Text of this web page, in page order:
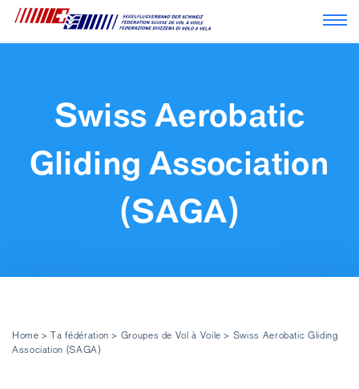
Swiss Aerobatic
Gliding Association
(SAGA)
Home >Ta fédération > Groupes de Vol à Voile > Swiss Aerobatic Gliding
Association (SAGA)